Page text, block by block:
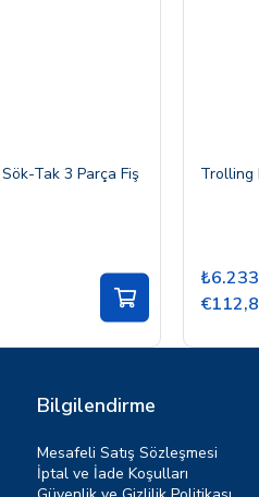
Tak 3 Parça Fiş
Trolling
Bilgilendirme
Mesafeli Satış Sözleşmesi
İptal ve İade Koşulları